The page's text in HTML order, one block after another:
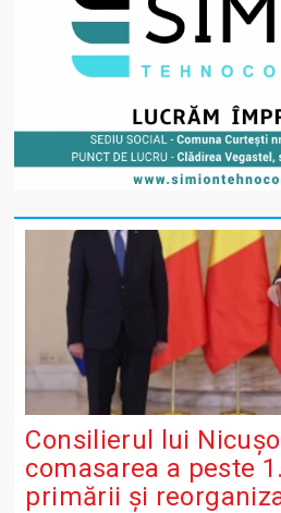
Consilierul lui
comasarea a peste
primării și